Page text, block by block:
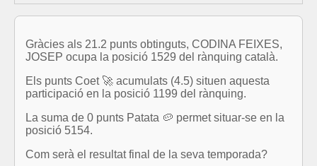
Gràcies als 21.2 punts obtinguts, CODINA FEIXES,
JOSEP ocupa la posició 1529 del rànquing català.
Els punts Coet 🚀 acumulats (4.5) situen aquesta
participació en la posició 1199 del rànquing.
La suma de 0 punts Patata 🥔 permet situar-se en la
posició 5154.
Com serà el resultat final de la seva temporada?